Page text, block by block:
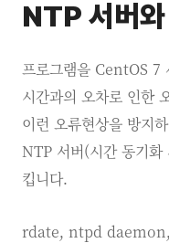
NTP 서버
프로그램을 CentOS 7
시간과의 오차로 인한
이런 오류현상을 방지
NTP 서버(시간 동기화
킵니다.
rdate, ntpd daemon,